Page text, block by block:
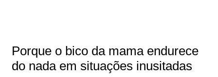
Porque o bico da mama endurece
do nada em situações inusitadas